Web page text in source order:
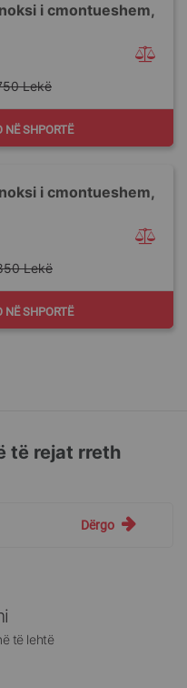
i cmontueshem,
Lekë
NË SHPORTË
i cmontueshem,
Lekë
NË SHPORTË
të rejat rreth
Dërgo
të lehtë